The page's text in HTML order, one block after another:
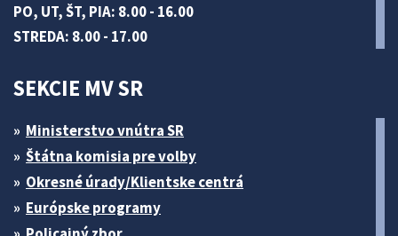
PO, UT, ŠT, PIA: 8.00 - 16.00
STREDA: 8.00 - 17.00
SEKCIE MV SR
Ministerstvo vnútra SR
Štátna komisia pre volby
Okresné úrady/Klientske centrá
Európske programy